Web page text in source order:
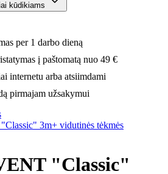
kūdikiams
per 1 darbo dieną
į paštomatą nuo 49 €
internetu arba atsiimdami
pirmajam užsakymui
3m+ vidutinės tėkmės
"Classic"